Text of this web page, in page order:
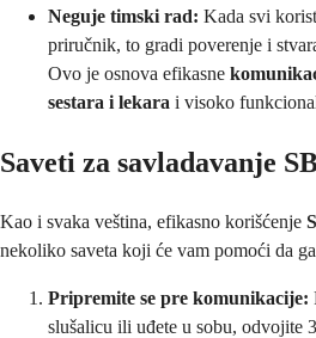
Neguje timski rad: Kada svi
priručnik, to gradi poverenje i
Ovo je osnova efikasne
sestara i lekara i visoko
Saveti za savladavanje
Kao i svaka veština, efikasno korišćenje
nekoliko saveta koji će vam pomoći da
Pripremite se pre komunikacije:
slušalicu ili uđete u sobu, odvojite